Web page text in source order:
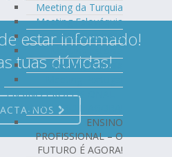
Meeting da Turquia
Meeting Eslováquia
Meeting Itália
Meeting Polónia
ENSINO PROFISSIONAL –
O FUTURO É AGORA!
ENSINO
PROFISSIONAL – O
FUTURO É AGORA!
estar informado!
tuas dúvidas!
NOS